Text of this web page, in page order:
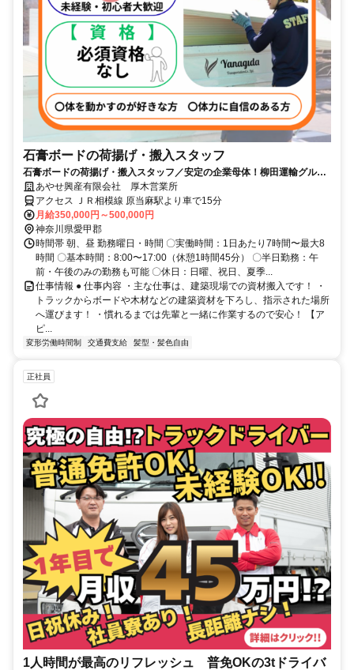
石膏ボードの荷揚げ・搬入スタッフ
石膏ボードの荷揚げ・搬入スタッフ／安定の企業母体！柳田運輸グルー
プの荷揚作業員募集！！
あやせ興産有限会社 厚木営業所
アクセス ＪＲ相模線 原当麻駅より車で15分
月給350,000円～500,000円
神奈川県愛甲郡
時間帯 朝、昼 勤務曜日・時間 〇実働時間：1日あたり7時間〜最大8
時間 〇基本時間：8:00〜17:00（休憩1時間45分） 〇半日勤務：午
前・午後のみの勤務も可能 〇休日：日曜、祝日、夏季...
仕事情報 ● 仕事内容 ・主な仕事は、建築現場での資材搬入です！ ・
トラックからボードや木材などの建築資材を下ろし、指示された場所
へ運びます！ ・慣れるまでは先輩と一緒に作業するので安心！ 【ア
ピ...
変形労働時間制 交通費支給 髪型・髪色自由
正社員
1人時間が最高のリフレッシュ 普免OKの3tドライバ